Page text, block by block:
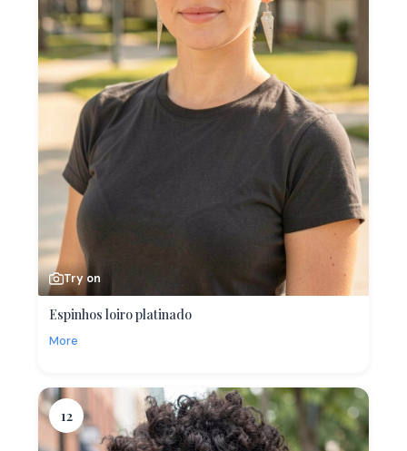
Try on
Espinhos loiro platinado
More
12